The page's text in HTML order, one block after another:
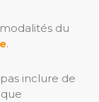
du
.
inclure de